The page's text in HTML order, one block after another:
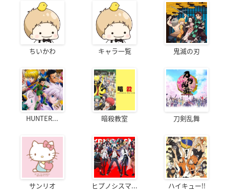
ちいかわ キャラ一覧 鬼滅の刃
HUNTER... 暗殺教室 刀剣乱舞
サンリオ ヒプノシスマ... ハイキュー!!